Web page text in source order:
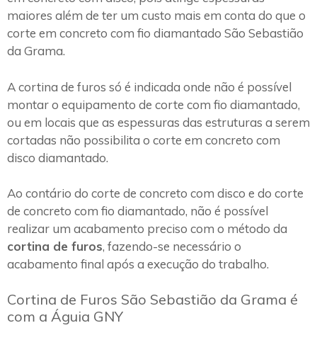
maiores além de ter um custo mais em conta do que o
corte em concreto com fio diamantado São Sebastião
da Grama.
A cortina de furos só é indicada onde não é possível
montar o equipamento de corte com fio diamantado,
ou em locais que as espessuras das estruturas a serem
cortadas não possibilita o corte em concreto com
disco diamantado.
Ao contário do corte de concreto com disco e do corte
de concreto com fio diamantado, não é possível
realizar um acabamento preciso com o método da
cortina de furos, fazendo-se necessário o
acabamento final após a execução do trabalho.
Cortina de Furos São Sebastião da Grama é
com a Águia GNY